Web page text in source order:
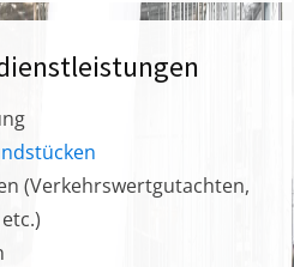
(Verkehrswertgutachten,